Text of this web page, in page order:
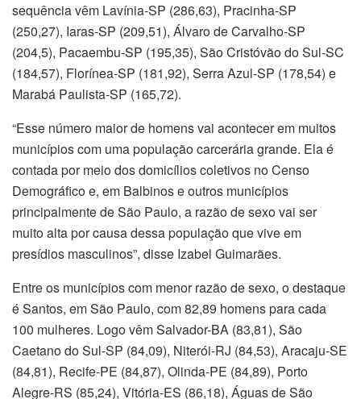
sequência vêm Lavínia-SP (286,63), Pracinha-SP
(250,27), Iaras-SP (209,51), Álvaro de Carvalho-SP
(204,5), Pacaembu-SP (195,35), São Cristóvão do Sul-SC
(184,57), Florínea-SP (181,92), Serra Azul-SP (178,54) e
Marabá Paulista-SP (165,72).
“Esse número maior de homens vai acontecer em muitos
municípios com uma população carcerária grande. Ela é
contada por meio dos domicílios coletivos no Censo
Demográfico e, em Balbinos e outros municípios
principalmente de São Paulo, a razão de sexo vai ser
muito alta por causa dessa população que vive em
presídios masculinos”, disse Izabel Guimarães.
Entre os municípios com menor razão de sexo, o destaque
é Santos, em São Paulo, com 82,89 homens para cada
100 mulheres. Logo vêm Salvador-BA (83,81), São
Caetano do Sul-SP (84,09), Niterói-RJ (84,53), Aracaju-SE
(84,81), Recife-PE (84,87), Olinda-PE (84,89), Porto
Alegre-RS (85,24), Vitória-ES (86,18), Águas de São